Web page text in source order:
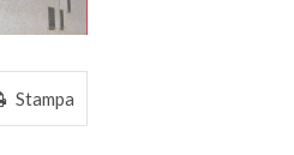
Stampa